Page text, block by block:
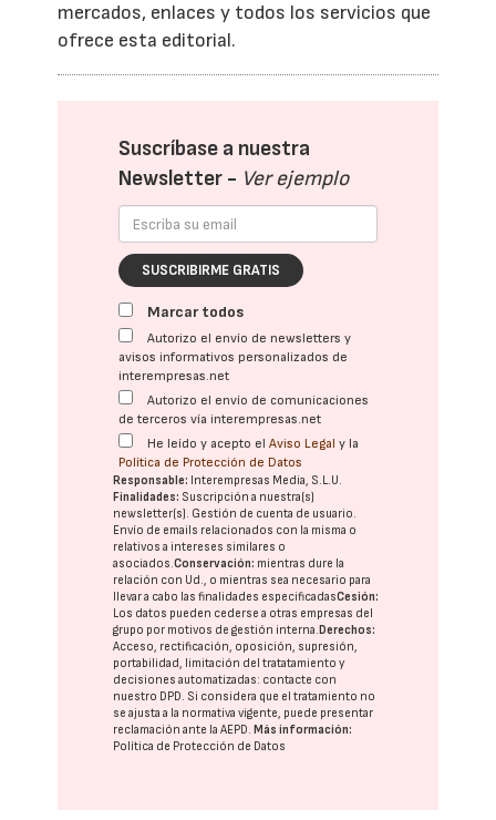
mercados, enlaces y todos los servicios que
ofrece esta editorial.
Suscríbase a nuestra
Newsletter - Ver ejemplo
SUSCRIBIRME GRATIS
Marcar todos
Autorizo el envío de newsletters y
avisos informativos personalizados de
interempresas.net
Autorizo el envío de comunicaciones
de terceros vía interempresas.net
He leído y acepto elAviso Legal y la
Política de Protección de Datos
Responsable: Interempresas Media, S.L.U.
Finalidades: Suscripción a nuestra(s)
newsletter(s). Gestión de cuenta de usuario.
Envío de emails relacionados con la misma o
relativos a intereses similares o
asociados.Conservación: mientras dure la
relación con Ud., o mientras sea necesario para
llevar a cabo las finalidades especificadasCesión:
Los datos pueden cederse a otras empresas del
grupo por motivos de gestión interna. Derechos:
Acceso, rectificación, oposición, supresión,
portabilidad, limitación del tratatamiento y
decisiones automatizadas: contacte con
nuestro DPD. Si considera que el tratamiento no
se ajusta a la normativa vigente, puede presentar
reclamación ante laAEPD. Más información:
Política de Protección de Datos